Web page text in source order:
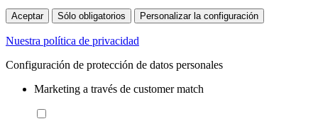
Aceptar Sólo obligatorios Personalizar la configuración
Nuestra política de privacidad
Configuración de protección de datos personales
Marketing a través de customer match